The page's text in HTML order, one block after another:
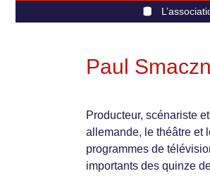
Paul
Producteur, scénariste
allemande, le théâtre et
programmes de
importants des quinze